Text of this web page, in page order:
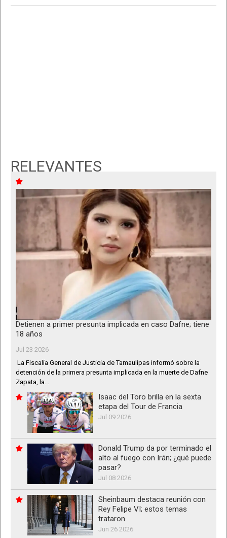
RELEVANTES
Detienen a primer presunta implicada en caso Dafne; tiene
18 años
Jul 23 2026
La Fiscalía General de Justicia de Tamaulipas informó sobre la
detención de la primera presunta implicada en la muerte de Dafne
Zapata, la...
Isaac del Toro brilla en la sexta
etapa del Tour de Francia
Jul 09 2026
Donald Trump da por terminado el
alto al fuego con Irán; ¿qué puede
pasar?
Jul 08 2026
Sheinbaum destaca reunión con
Rey Felipe VI; estos temas
trataron
Jun 26 2026